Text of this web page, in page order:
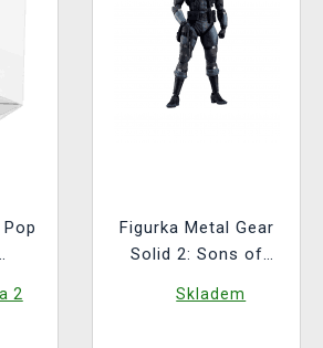
2
Figurka Metal Gear
Solid 2: Sons of
(Figma)
Skladem